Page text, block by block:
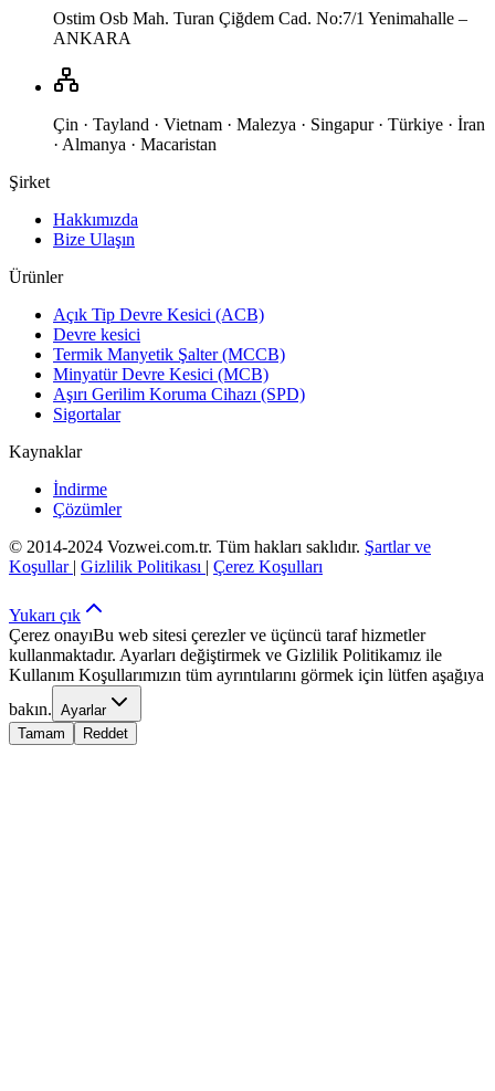
Ostim Osb Mah. Turan Çiğdem Cad. No:7/1 Yenimahalle –
ANKARA
Çin · Tayland · Vietnam · Malezya · Singapur · Türkiye · İran
· Almanya · Macaristan
Şirket
Hakkımızda
Bize Ulaşın
Ürünler
Açık Tip Devre Kesici (ACB)
Devre kesici
Termik Manyetik Şalter (MCCB)
Minyatür Devre Kesici (MCB)
Aşırı Gerilim Koruma Cihazı (SPD)
Sigortalar
Kaynaklar
İndirme
Çözümler
© 2014-2024 Vozwei.com.tr. Tüm hakları saklıdır. Şartlar ve
Koşullar | Gizlilik Politikası | Çerez Koşulları
Yukarı çık
Çerez onayıBu web sitesi çerezler ve üçüncü taraf hizmetler
kullanmaktadır. Ayarları değiştirmek ve Gizlilik Politikamız ile
Kullanım Koşullarımızın tüm ayrıntılarını görmek için lütfen aşağıya
bakın. Ayarlar
Tamam
Reddet